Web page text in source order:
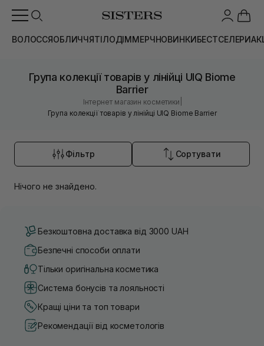
ВОЛОССЯОБЛИЧЧЯТІЛОДІММЕРЧНОВИНКИБЕСТСЕЛЕРИ
Група колекції товарів у лінійці UIQ Biome
Barrier
Інтернет магазин косметики
Група колекції товарів у лінійці UIQ Biome Barrier
Фільтр Сортувати
Нічого не знайдено.
Безкоштовна доставка від 3000 UAH
Безпечні способи оплати
Тільки оригінальна косметика
Система бонусів та лояльності
Кращі ціни та топ товари
Рекомендації від косметологів